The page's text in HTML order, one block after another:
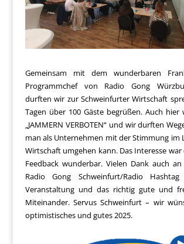
Gemeinsam mit dem wunderbaren
Programmchef von Radio Gong
durften wir zur Schweinfurter Wirtschaft
Tagen über 100 Gäste begrüßen. Auch hier
„JAMMERN VERBOTEN“ und wir durften
man als Unternehmen mit der Stimmung im
Wirtschaft umgehen kann. Das Interesse
Feedback wunderbar. Vielen Dank auch
Radio Gong Schweinfurt/Radio
Veranstaltung und das richtig gute und
Miteinander. Servus Schweinfurt – wir
optimistisches und gutes 2025.